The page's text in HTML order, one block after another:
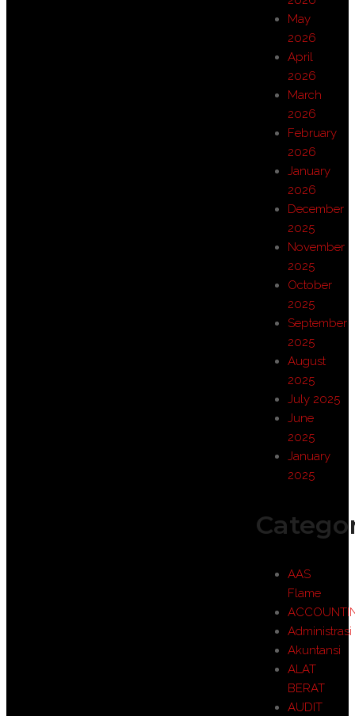
May
2026
April
2026
March
2026
February
2026
January
2026
December
2025
November
2025
October
2025
September
2025
August
2025
July 2025
June
2025
January
2025
AAS
Flame
Administrasi
Akuntansi
ALAT
BERAT
AUDIT